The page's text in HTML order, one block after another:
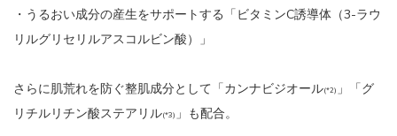
・うるおい成分の産生をサポートする「ビタミンC誘導体（3-ラウ
リルグリセリルアスコルビン酸）」
さらに肌荒れを防ぐ整肌成分として「カンナビジオール(*2)」「グ
リチルリチン酸ステアリル(*3)」も配合。